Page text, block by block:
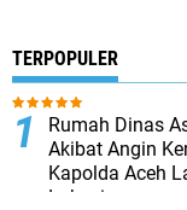
TERPOPULER
Rumah Dinas
Akibat Angin
Kapolda Aceh
Lokasi